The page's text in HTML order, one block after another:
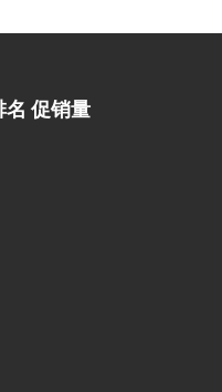
名 促销量​